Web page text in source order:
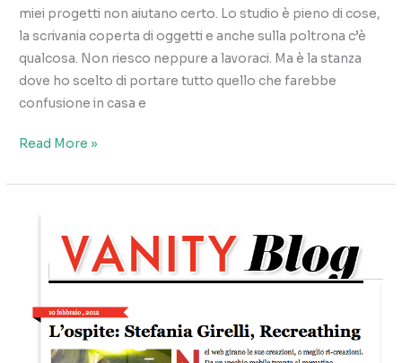
miei progetti non aiutano certo. Lo studio è pieno di cose,
la scrivania coperta di oggetti e anche sulla poltrona c’è
qualcosa. Non riesco neppure a lavoraci. Ma è la stanza
dove ho scelto di portare tutto quello che farebbe
confusione in casa e
Pulizia
riorganizzazione
Read More »